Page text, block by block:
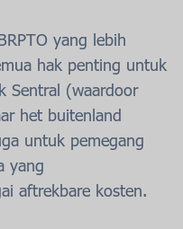
yang lebih
hak penting untuk
Sentral (waardoor
het buitenland
untuk pemegang
yang
aftrekbare kosten.